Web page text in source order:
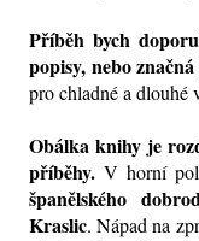
Příběh bych
popisy, nebo
pro chladné a dlouhé
Obálka knihy je
příběhy.
španělského
Kraslic. Nápad na